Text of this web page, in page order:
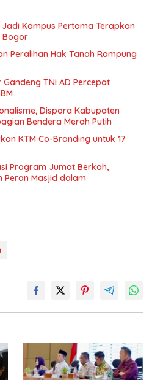
Kampus Pertama Terapkan
Bogor
Peralihan Hak Tanah Rampung
TNI AD Percepat
Dispora Kabupaten
Bendera Merah Putih
KTM Co-Branding untuk 17
Program Jumat Berkah,
Peran Masjid dalam